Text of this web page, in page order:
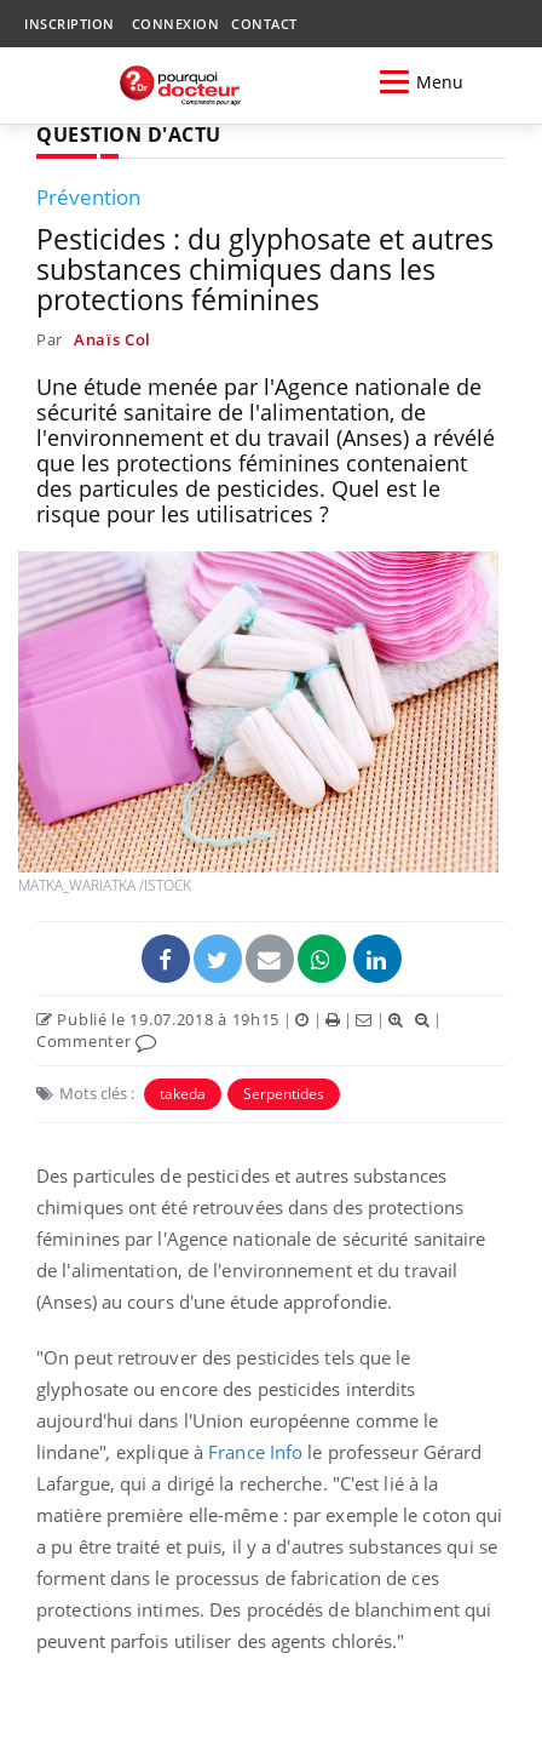
INSCRIPTION CONNEXION CONTACT
Menu
QUESTION D'ACTU
Prévention
Pesticides : du glyphosate et autres
substances chimiques dans les
protections féminines
Par Anaïs Col
Une étude menée par l'Agence nationale de
sécurité sanitaire de l'alimentation, de
l'environnement et du travail (Anses) a révélé
que les protections féminines contenaient
des particules de pesticides. Quel est le
risque pour les utilisatrices ?
MATKA_WARIATKA /ISTOCK
Publié le 19.07.2018 à 19h15 | | | |
|
Commenter
Mots clés : takeda Serpentides
Des particules de pesticides et autres substances
chimiques ont été retrouvées dans desprotections
féminines par l'Agence nationale de sécurité sanitaire
de l'alimentation, de l'environnement et du travail
(Anses) au cours d'une étude approfondie.
"On peut retrouver des pesticides tels que le
glyphosate ou encore des pesticides interdits
aujourd'hui dans l'Union européenne comme le
lindane", explique à France Info le professeur Gérard
Lafargue, qui a dirigé la recherche. "C'est lié à la
matière première elle-même : par exemple le coton qui
a pu être traité et puis, il y a d'autres substances qui se
forment dans le processus de fabrication de ces
protections intimes. Des procédés de blanchiment qui
peuvent parfois utiliser des agents chlorés."